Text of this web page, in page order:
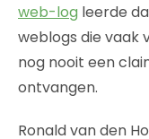
web-log leerde
weblogs die vaak
nog nooit een
ontvangen.
Ronald van den